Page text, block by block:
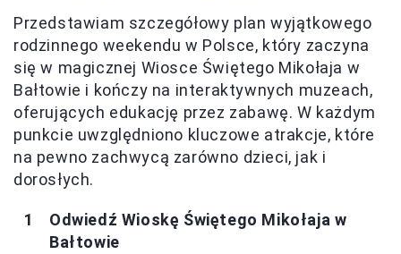
Przedstawiam szczegółowy plan wyjątkowego
rodzinnego weekendu w Polsce, który zaczyna
się w magicznej Wiosce Świętego Mikołaja w
Bałtowie i kończy na interaktywnych muzeach,
oferujących edukację przez zabawę. W każdym
punkcie uwzględniono kluczowe atrakcje, które
na pewno zachwycą zarówno dzieci, jak i
dorosłych.
Odwiedź Wioskę Świętego Mikołaja w
Bałtowie